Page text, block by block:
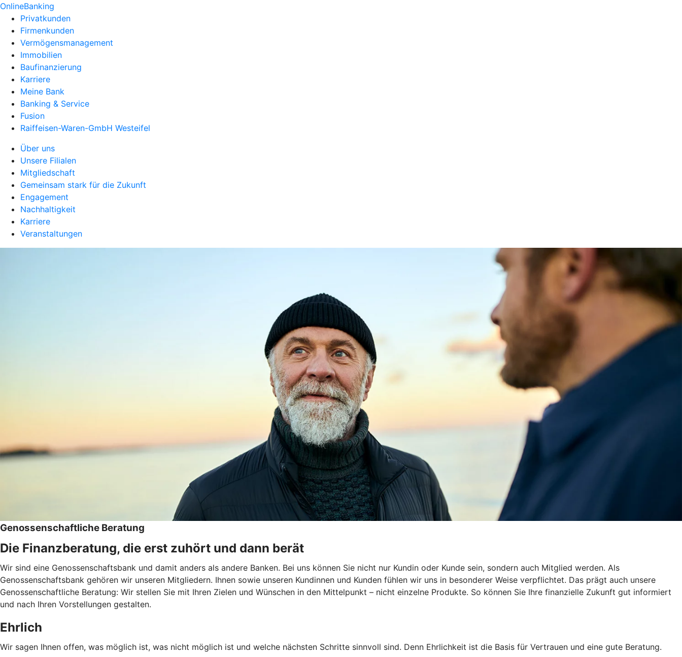
OnlineBanking
Privatkunden
Firmenkunden
Vermögensmanagement
Immobilien
Baufinanzierung
Karriere
Meine Bank
Banking & Service
Fusion
Raiffeisen-Waren-GmbH Westeifel
Über uns
Unsere Filialen
Mitgliedschaft
Gemeinsam stark für die Zukunft
Engagement
Nachhaltigkeit
Karriere
Veranstaltungen
Genossenschaftliche Beratung
Die Finanzberatung, die erst zuhört und dann berät
Wir sind eine Genossenschaftsbank und damit anders als andere Banken. Bei uns können Sie nicht nur Kundin oder Kunde sein, sondern auch Mitglied werden. Als
Genossenschaftsbank gehören wir unseren Mitgliedern. Ihnen sowie unseren Kundinnen und Kunden fühlen wir uns in besonderer Weise verpflichtet. Das prägt auch unsere
Genossenschaftliche Beratung: Wir stellen Sie mit Ihren Zielen und Wünschen in den Mittelpunkt – nicht einzelne Produkte. So können Sie Ihre finanzielle Zukunft gut informiert
und nach Ihren Vorstellungen gestalten.
Ehrlich
Wir sagen Ihnen offen, was möglich ist, was nicht möglich ist und welche nächsten Schritte sinnvoll sind. Denn Ehrlichkeit ist die Basis für Vertrauen und eine gute Beratung.